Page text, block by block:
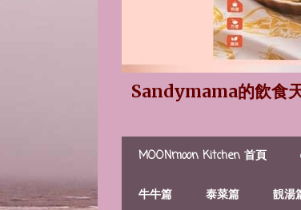
Sandymama的飲食
MOONmoon Kitchen 首頁
牛牛篇 泰菜篇 靚湯